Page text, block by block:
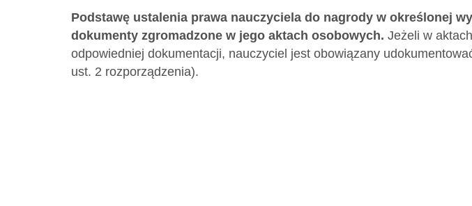
Podstawę ustalenia prawa nauczyciela do nagrody w określonej
dokumenty zgromadzone w jego aktach osobowych. Jeżeli w
odpowiedniej dokumentacji, nauczyciel jest obowiązany
ust. 2 rozporządzenia).